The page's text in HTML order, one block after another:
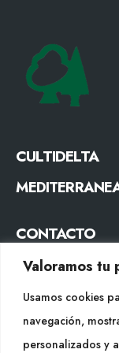
Valoramos tu
Usamos cookies
navegación,
personalizados y
CULTIDELTA
CONTACTO
Tel. +34 977053013
SÍGUENOS